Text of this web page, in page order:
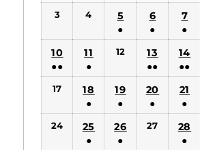
3 4
5
●
(1
の
イ
ベ
ン
ト)
6
●
(1
件
の
イ
ベ
ン
7
●
(1
件
の
イ
ベ
ン
ト)
10
●●
(2
の
イ
11
●
(1
件
の
イ
ベ
12
13
●●
(2
件
の
イ
14
●●
(2
件
の
イ
ベ
17
18
●
(1
件
19
●
(1
件
20
●
(1
21
●
(1
件
24
25
●
26
●
27
28
●